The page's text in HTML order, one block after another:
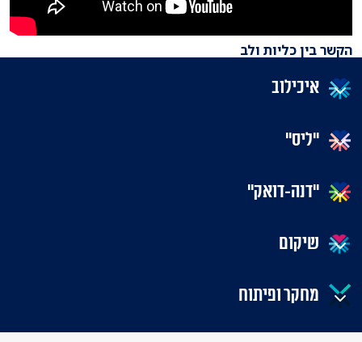
הקשר בין כליות ולב
איכילוב
"ליס"
"דנה-דואק"
שיקום
מחקר ופיתוח